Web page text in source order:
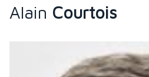
Alain Courtois